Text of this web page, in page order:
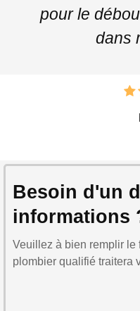
pour le
dans
Besoin d'un
informations
Veuillez à bien remplir le
plombier qualifié traitera